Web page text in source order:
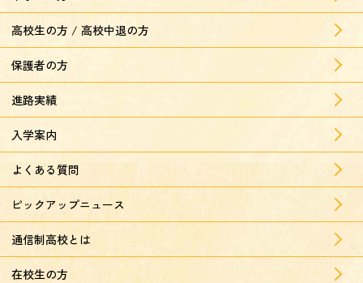
高校生の方 / 高校中退の方
保護者の方
進路実績
入学案内
よくある質問
ピックアップニュース
通信制高校とは
在校生の方